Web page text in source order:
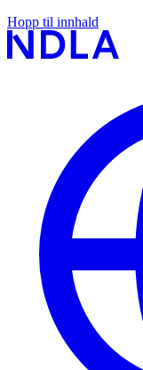
Hopp til innhald